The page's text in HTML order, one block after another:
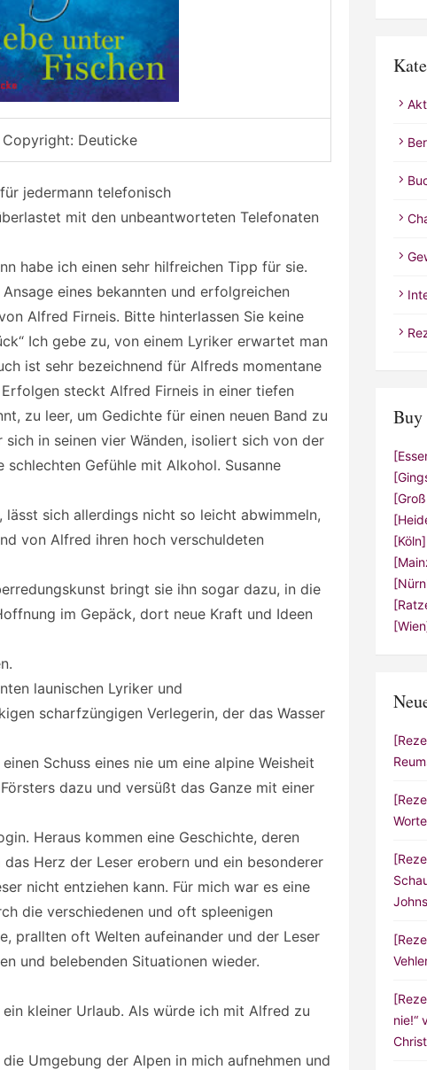
Copyright: Deuticke
jedermann telefonisch
mit den unbeantworteten Telefonaten
habe ich einen sehr hilfreichen Tipp für sie.
eines bekannten und erfolgreichen
Alfred Firneis. Bitte hinterlassen Sie keine
Ich gebe zu, von einem Lyriker erwartet man
ist sehr bezeichnend für Alfreds momentane
steckt Alfred Firneis in einer tiefen
zu leer, um Gedichte für einen neuen Band zu
in seinen vier Wänden, isoliert sich von der
Gefühle mit Alkohol. Susanne
lässt sich allerdings nicht so leicht abwimmeln,
von Alfred ihren hoch verschuldeten
bringt sie ihn sogar dazu, in die
im Gepäck, dort neue Kraft und Ideen
launischen Lyriker und
scharfzüngigen Verlegerin, der das Wasser
Schuss eines nie um eine alpine Weisheit
dazu und versüßt das Ganze mit einer
Heraus kommen eine Geschichte, deren
Herz der Leser erobern und ein besonderer
nicht entziehen kann. Für mich war es eine
die verschiedenen und oft spleenigen
prallten oft Welten aufeinander und der Leser
und belebenden Situationen wieder.
kleiner Urlaub. Als würde ich mit Alfred zu
Umgebung der Alpen in mich aufnehmen und
nie!“